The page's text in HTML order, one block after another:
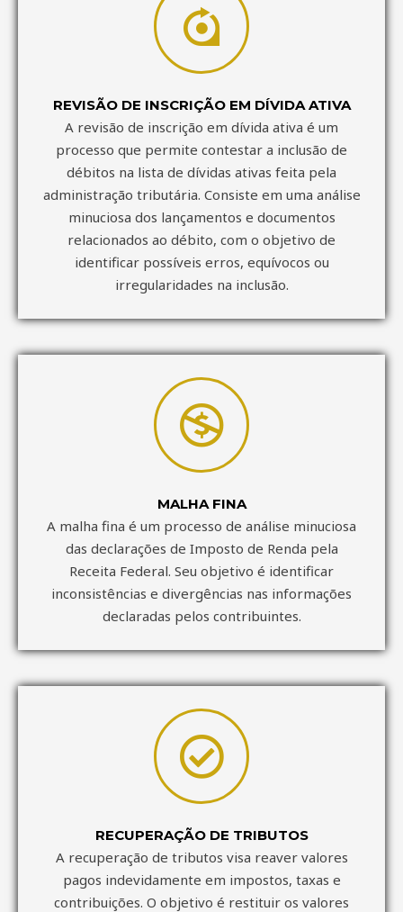
REVISÃO DE INSCRIÇÃO EM DÍVIDA ATIVA
A revisão de inscrição em dívida ativa é um
processo que permite contestar a inclusão de
débitos na lista de dívidas ativas feita pela
administração tributária. Consiste em uma análise
minuciosa dos lançamentos e documentos
relacionados ao débito, com o objetivo de
identificar possíveis erros, equívocos ou
irregularidades na inclusão.
MALHA FINA
A malha fina é um processo de análise minuciosa
das declarações de Imposto de Renda pela
Receita Federal. Seu objetivo é identificar
inconsistências e divergências nas informações
declaradas pelos contribuintes.
RECUPERAÇÃO DE TRIBUTOS
A recuperação de tributos visa reaver valores
pagos indevidamente em impostos, taxas e
contribuições. O objetivo é restituir os valores